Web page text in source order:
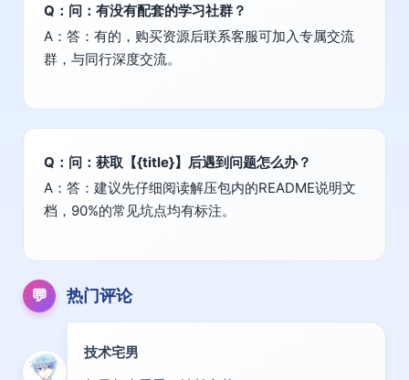
Q：问：有没有配套的学习社群？
A：答：有的，购买资源后联系客服可加入专属交流
群，与同行深度交流。
Q：问：获取【{title}】后遇到问题怎么办？
A：答：建议先仔细阅读解压包内的README说明文
档，90%的常见坑点均有标注。
💬 热门评论
技术宅男